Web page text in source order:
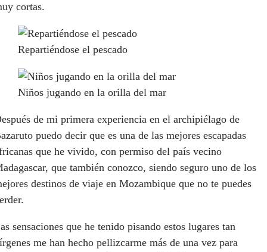
cortas.
Repartiéndose el pescado
Niños jugando en la orilla del mar
de mi primera experiencia en el archipiélago de
puedo decir que es una de las mejores escapadas
que he vivido, con permiso del país vecino
que también conozco, siendo seguro uno de los
destinos de viaje en Mozambique que no te puedes
sensaciones que he tenido pisando estos lugares tan
me han hecho pellizcarme más de una vez para